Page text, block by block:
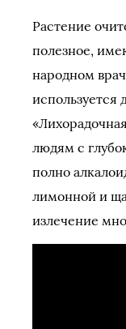
Растение
полезное,
народном
используется
людям с
полно
лимонной и
излечение